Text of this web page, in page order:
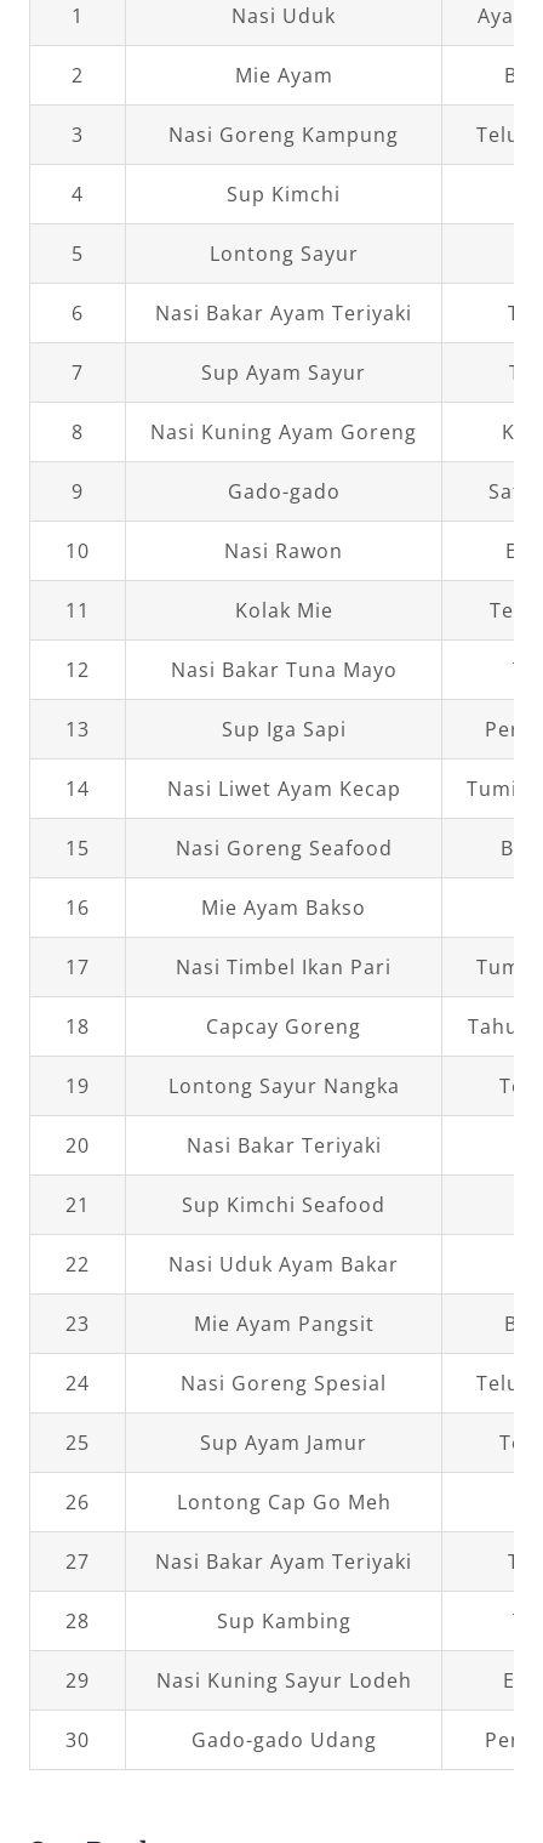
1 Nasi Uduk Ayam
2 Mie Ayam
3 Nasi Goreng Kampung Telur
4 Sup Kimchi
5 Lontong Sayur
6 Nasi Bakar Ayam Teriyaki
7 Sup Ayam Sayur
8 Nasi Kuning Ayam Goreng
9 Gado-gado Sate
10 Nasi Rawon
11 Kolak Mie
12 Nasi Bakar Tuna Mayo
13 Sup Iga Sapi
14 Nasi Liwet Ayam Kecap Tumis
15 Nasi Goreng Seafood
16 Mie Ayam Bakso
17 Nasi Timbel Ikan Pari Tumis
18 Capcay Goreng Tahu
19 Lontong Sayur Nangka
20 Nasi Bakar Teriyaki
21 Sup Kimchi Seafood
22 Nasi Uduk Ayam Bakar
23 Mie Ayam Pangsit
24 Nasi Goreng Spesial Telur
25 Sup Ayam Jamur
26 Lontong Cap Go Meh
27 Nasi Bakar Ayam Teriyaki
28 Sup Kambing
29 Nasi Kuning Sayur Lodeh
30 Gado-gado Udang